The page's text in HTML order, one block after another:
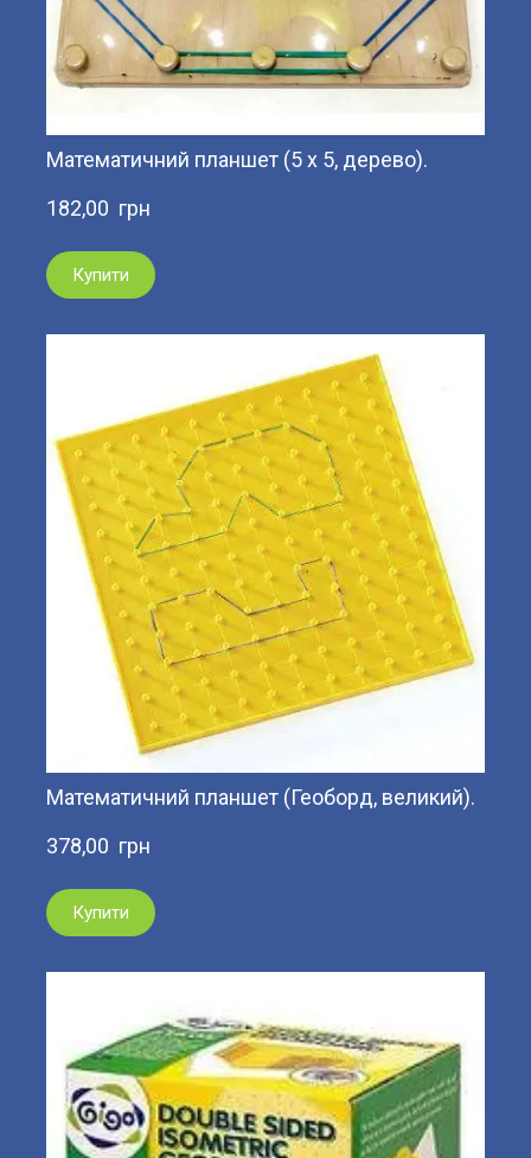
Математичний планшет (5 х 5, дерево).
182,00  грн
Купити
Математичний планшет (Геоборд, великий).
378,00  грн
Купити